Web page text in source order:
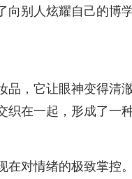
向别人炫耀自己的博
品，它让眼神变得清
在一起，形成了一
在对情绪的极致掌控